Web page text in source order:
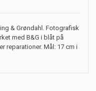
& Grøndahl. Fotografisk
med B&G i blåt på
reparationer. Mål: 17 cm i